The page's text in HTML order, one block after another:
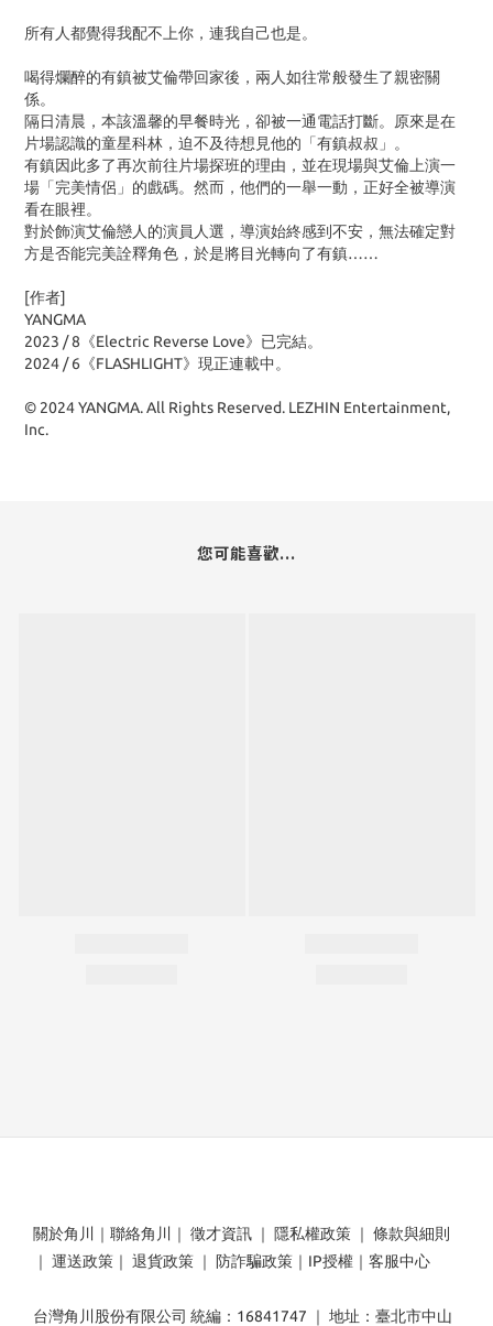
所有人都覺得我配不上你，連我自己也是。
喝得爛醉的有鎮被艾倫帶回家後，兩人如往常般發生了親密關
係。
隔日清晨，本該溫馨的早餐時光，卻被一通電話打斷。原來是在
片場認識的童星科林，迫不及待想見他的「有鎮叔叔」。
有鎮因此多了再次前往片場探班的理由，並在現場與艾倫上演一
場「完美情侶」的戲碼。然而，他們的一舉一動，正好全被導演
看在眼裡。
對於飾演艾倫戀人的演員人選，導演始終感到不安，無法確定對
方是否能完美詮釋角色，於是將目光轉向了有鎮……
[作者]
YANGMA
2023 / 8《Electric Reverse Love》已完結。
2024 / 6《FLASHLIGHT》現正連載中。
© 2024 YANGMA. All Rights Reserved. LEZHIN Entertainment,
Inc.
您可能喜歡...
關於角川 ｜ 聯絡角川 ｜ 徵才資訊 ｜ 隱私權政策 ｜ 條款與細則
｜ 運送政策 ｜ 退貨政策 ｜ 防詐騙政策 ｜ IP授權 ｜ 客服中心
台灣角川股份有限公司 統編：16841747 ｜ 地址：臺北市中山